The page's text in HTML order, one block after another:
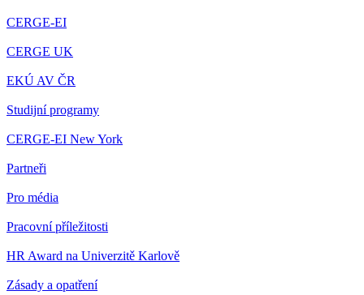
CERGE-EI
CERGE UK
EKÚ AV ČR
Studijní programy
CERGE-EI New York
Partneři
Pro média
Pracovní příležitosti
HR Award na Univerzitě Karlově
Zásady a opatření